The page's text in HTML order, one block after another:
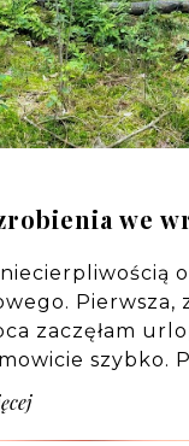
we
Pierwsza,
zaczęłam
szybko.